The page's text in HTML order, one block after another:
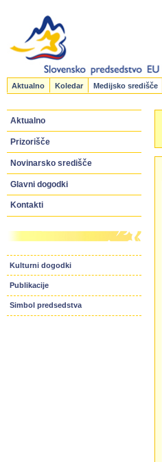
Aktualno Koledar Medijsko središče
Aktualno
Prizorišče
Novinarsko središče
Glavni dogodki
Kontakti
Kulturni dogodki
Publikacije
Simbol predsedstva